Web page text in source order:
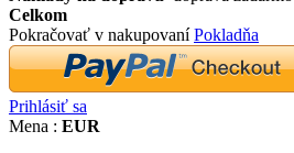
Celkom
Pokračovať v nakupovaníPokladňa
Prihlásiť sa
Mena : EUR